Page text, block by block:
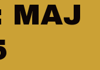
MAJ